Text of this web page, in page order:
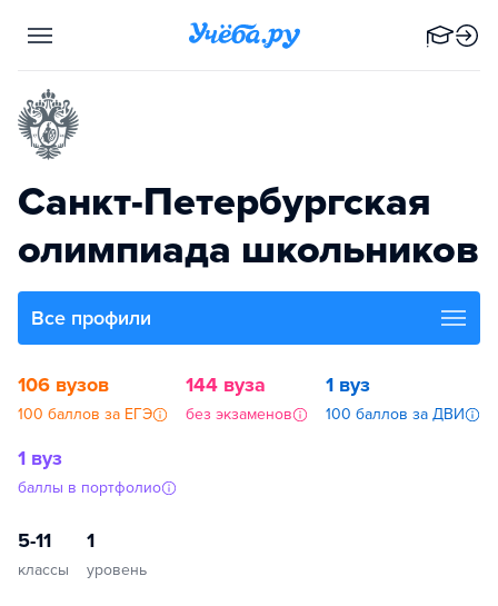
Санкт-Петербургская
олимпиада школьников
Все профили
106 вузов
100 баллов за ЕГЭ
144 вуза
без экзаменов
1 вуз
100 баллов за ДВИ
1 вуз
баллы в портфолио
5-11
классы
1
уровень